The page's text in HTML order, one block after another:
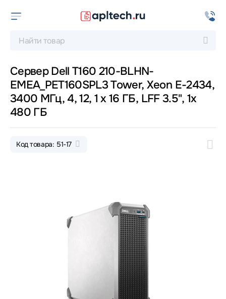
Сервер Dell T160 210-BLHN-
EMEA_PET160SPL3 Tower, Xeon E-2434,
3400 МГц, 4, 12, 1 x 16 ГБ, LFF 3.5", 1x
480 ГБ
Код товара: 51-17